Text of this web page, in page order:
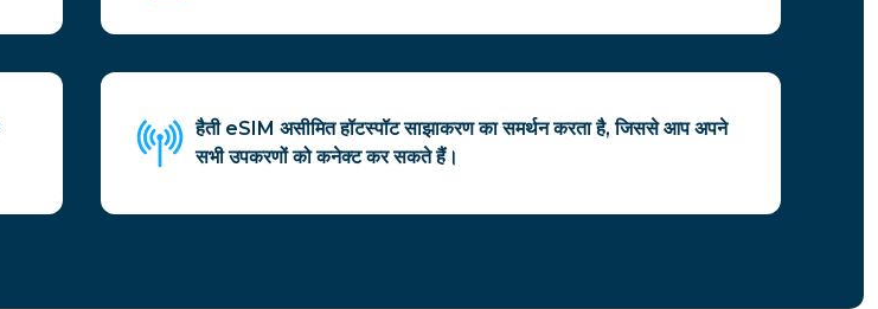
हैती eSIM असीमित हॉटस्पॉट साझाकरण का समर्थन करता है, जिससे आप अपने
सभी उपकरणों को कनेक्ट कर सकते हैं।